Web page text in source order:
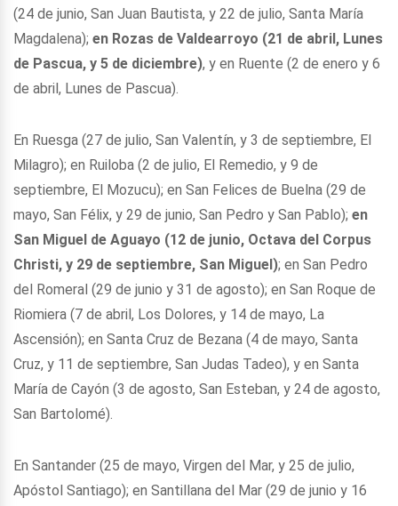
(24 de junio, San Juan Bautista, y 22 de julio, Santa María
Magdalena); en Rozas de Valdearroyo (21 de abril, Lunes
de Pascua, y 5 de diciembre), y en Ruente (2 de enero y 6
de abril, Lunes de Pascua).
En Ruesga (27 de julio, San Valentín, y 3 de septiembre, El
Milagro); en Ruiloba (2 de julio, El Remedio, y 9 de
septiembre, El Mozucu); en San Felices de Buelna (29 de
mayo, San Félix, y 29 de junio, San Pedro y San Pablo); en
San Miguel de Aguayo (12 de junio, Octava del Corpus
Christi, y 29 de septiembre, San Miguel); en San Pedro
del Romeral (29 de junio y 31 de agosto); en San Roque de
Riomiera (7 de abril, Los Dolores, y 14 de mayo, La
Ascensión); en Santa Cruz de Bezana (4 de mayo, Santa
Cruz, y 11 de septiembre, San Judas Tadeo), y en Santa
María de Cayón (3 de agosto, San Esteban, y 24 de agosto,
San Bartolomé).
En Santander (25 de mayo, Virgen del Mar, y 25 de julio,
Apóstol Santiago); en Santillana del Mar (29 de junio y 16